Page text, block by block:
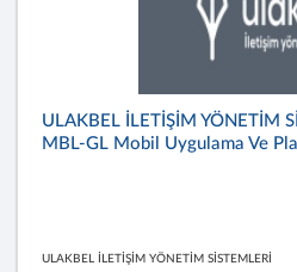
ULAKBEL İLETİŞİM YÖNETİM
MBL-GL Mobil Uygulama Ve
ULAKBEL İLETİŞİM YÖNETİM SİSTEMLERİ